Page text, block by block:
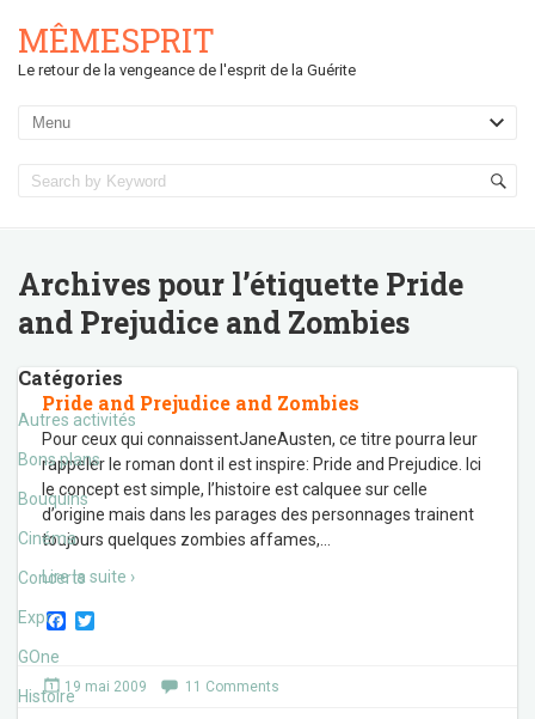
MÊMESPRIT
Le retour de la vengeance de l'esprit de la Guérite
Archives pour l’étiquette Pride
and Prejudice and Zombies
Catégories
Autres activités
Bons plans
Bouquins
Cinéma
Concerts
Expos
GOne
Histoire
Pride and Prejudice and Zombies
Pour ceux qui connaissentJaneAusten, ce titre pourra leur
rappeler le roman dont il est inspire: Pride and Prejudice. Ici
le concept est simple, l’histoire est calquee sur celle
d’origine mais dans les parages des personnages trainent
toujours quelques zombies affames,
Lire la suite ›
F
e
b
t
19 mai 2009 11 Comments